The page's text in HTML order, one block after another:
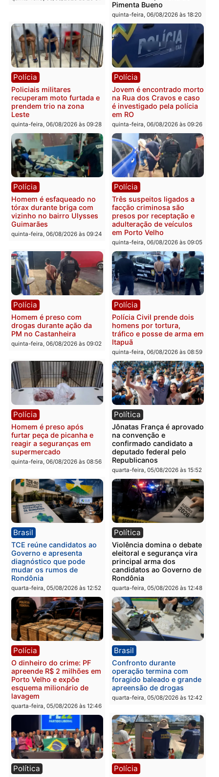
Polícia
Tragédia na BR-364:
colisão entre caminhão e
carro deixa quatro mortos
em Porto Velho
quinta-feira, 06/08/2026 às 20:51
Política
Ministro Dias Tofolli , do
TSE, determina
e processamento da
que pode levar à perda
mandato da prefeita de
Pimenta Bueno
quinta-feira, 06/08/2026 às
Polícia
Policiais militares
recuperam moto furtada e
prendem trio na zona
Leste
quinta-feira, 06/08/2026 às 09:28
Polícia
Jovem é encontrado
na Rua dos Cravos e
é investigado pela
em RO
quinta-feira, 06/08/2026 às
Polícia
Homem é esfaqueado no
tórax durante briga com
vizinho no bairro Ulysses
Guimarães
quinta-feira, 06/08/2026 às 09:24
Polícia
Três suspeitos ligados a
facção criminosa são
presos por receptação e
adulteração de veículos
em Porto Velho
quinta-feira, 06/08/2026 às
Polícia
Homem é preso com
drogas durante ação da
PM no Castanheira
quinta-feira, 06/08/2026 às 09:02
Polícia
Polícia Civil prende dois
homens por tortura,
tráfico e posse de arma
Itapuã
Polícia
Homem é preso após
furtar peça de picanha e
reagir a seguranças em
supermercado
quinta-feira, 06/08/2026 às 08:56
Política
Jônatas França é
na convenção e
confirmado candidato a
deputado federal pelo
Republicanos
quarta-feira, 05/08/2026 às
Brasil
TCE reúne candidatos ao
Governo e apresenta
diagnóstico que pode
mudar os rumos de
quarta-feira, 05/08/2026 às 12:52
Política
Violência domina o
eleitoral e segurança vira
candidatos ao Governo
Rondônia
quarta-feira, 05/08/2026 às